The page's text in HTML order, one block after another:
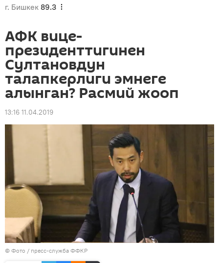
г. Бишкек 89.3
АФК вице-
президенттигинен
Султановдун
талапкерлиги эмнеге
алынган? Расмий жооп
13:16 11.04.2019
© Фото / пресс-служба ФФКР